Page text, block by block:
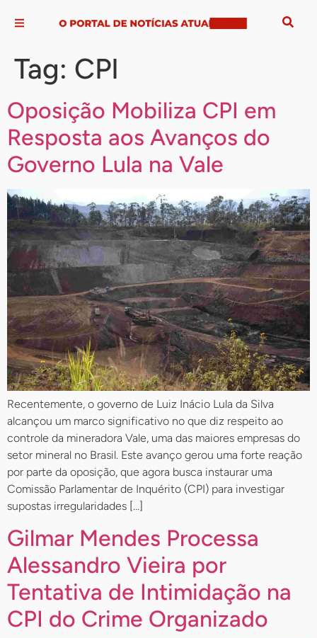
Tag: CPI
Oposição Mobiliza CPI em
Resposta aos Avanços do
Governo Lula na Vale
Recentemente, o governo de Luiz Inácio Lula da Silva
alcançou um marco significativo no que diz respeito ao
controle da mineradora Vale, uma das maiores empresas do
setor mineral no Brasil. Este avanço gerou uma forte reação
por parte da oposição, que agora busca instaurar uma
Comissão Parlamentar de Inquérito (CPI) para investigar
supostas irregularidades […]
Gilmar Mendes Processa
Alessandro Vieira por
Tentativa de Intimidação na
CPI do Crime Organizado